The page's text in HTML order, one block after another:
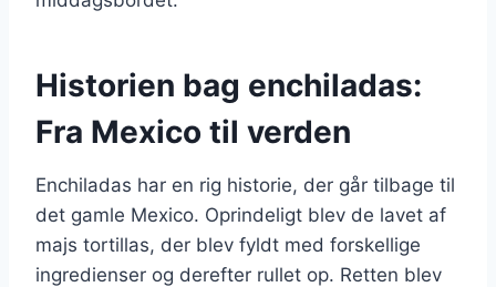
Historien bag enchiladas:
Fra Mexico til verden
Enchiladas har en rig historie, der går tilbage til
det gamle Mexico. Oprindeligt blev de lavet af
majs tortillas, der blev fyldt med forskellige
ingredienser og derefter rullet op. Retten blev